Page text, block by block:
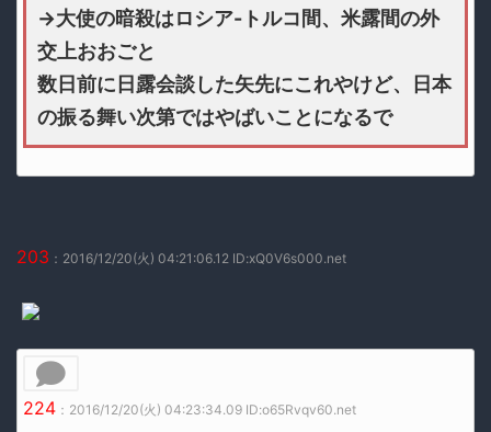
→大使の暗殺はロシア-トルコ間、米露間の外
交上おおごと
数日前に日露会談した矢先にこれやけど、日本
の振る舞い次第ではやばいことになるで
203 ：2016/12/20(火) 04:21:06.12 ID:xQ0V6s000.net
224 ：2016/12/20(火) 04:23:34.09 ID:o65Rvqv60.net